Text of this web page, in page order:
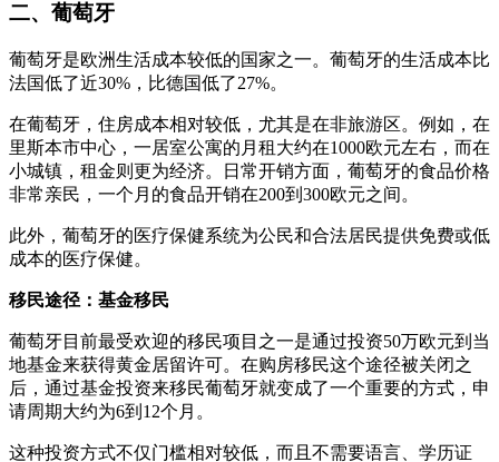
二、葡萄牙
葡萄牙是欧洲生活成本较低的国家之一。葡萄牙的生活成本比
法国低了近30%，比德国低了27%。
在葡萄牙，住房成本相对较低，尤其是在非旅游区。例如，在
里斯本市中心，一居室公寓的月租大约在1000欧元左右，而在
小城镇，租金则更为经济。日常开销方面，葡萄牙的食品价格
非常亲民，一个月的食品开销在200到300欧元之间。
此外，葡萄牙的医疗保健系统为公民和合法居民提供免费或低
成本的医疗保健。
移民途径：基金移民
葡萄牙目前最受欢迎的移民项目之一是通过投资50万欧元到当
地基金来获得黄金居留许可。在购房移民这个途径被关闭之
后，通过基金投资来移民葡萄牙就变成了一个重要的方式，申
请周期大约为6到12个月。
这种投资方式不仅门槛相对较低，而且不需要语言、学历证